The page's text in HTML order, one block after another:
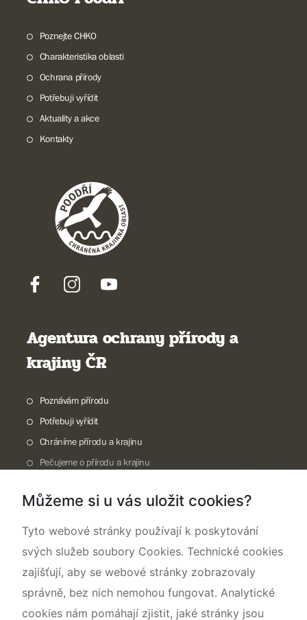
Poznejte CHKO
Charakteristika oblasti
Ochrana přírody
Potřebuji vyřídit
Aktuality a akce
Kontakty
Agentura ochrany přírody a
krajiny ČR
Poznávám přírodu
Potřebuji vyřídit
Chráníme přírodu a krajinu
Pečujeme o přírodu a krajinu
O nás
Můžeme si u vás uložit cookies?
Tyto webové stránky používají k poskytování
svých služeb soubory Cookies. Technické cookies
zajišťují, aby se webové stránky zobrazovaly
správně, bez nich nemohou fungovat. Analytické
cookies nám pomáhají zjistit, jaké stránky jsou